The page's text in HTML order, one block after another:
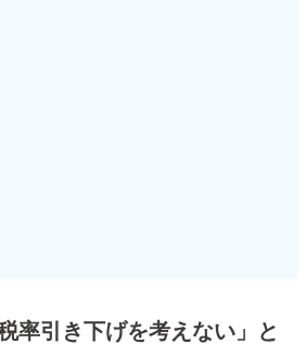
率引き下げを考えない」と